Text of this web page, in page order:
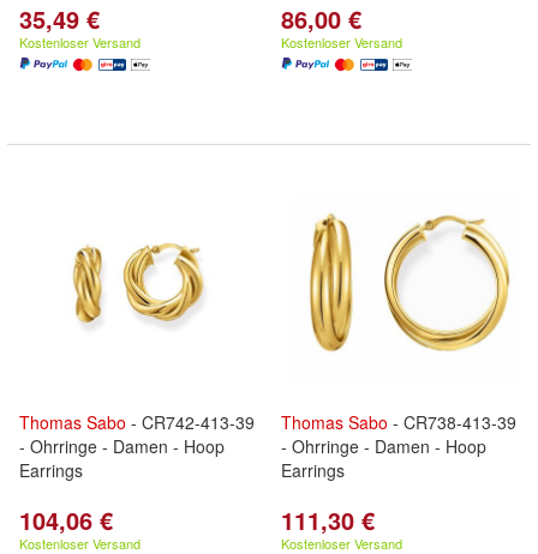
35,49 €
Kostenloser Versand
86,00 €
Kostenloser Versand
Thomas Sabo - CR742-413-39
- Ohrringe - Damen - Hoop
Earrings
104,06 €
Kostenloser Versand
Thomas Sabo - CR738-413-39
- Ohrringe - Damen - Hoop
Earrings
111,30 €
Kostenloser Versand